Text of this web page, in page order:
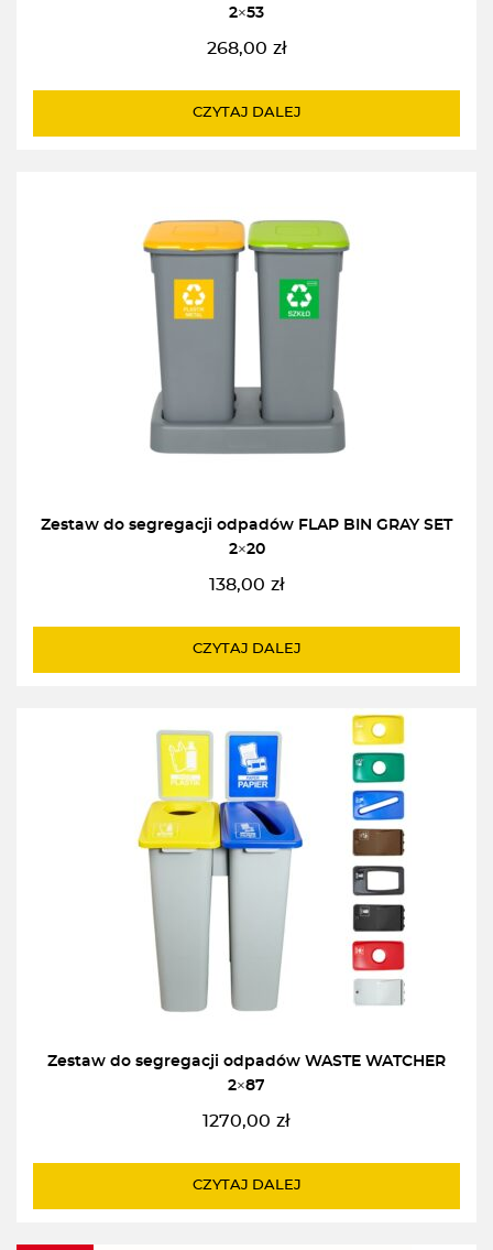
2×53
268,00 zł
CZYTAJ DALEJ
Zestaw do segregacji odpadów FLAP BIN GRAY SET
2×20
138,00 zł
CZYTAJ DALEJ
Zestaw do segregacji odpadów WASTE WATCHER
2×87
1270,00 zł
CZYTAJ DALEJ